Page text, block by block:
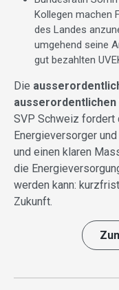
Kollegen machen
des Landes
umgehend seine
gut bezahlten
Die
SVP Schweiz fordert
Energieversorger
und einen klaren
die
werden kann:
Zukunft.